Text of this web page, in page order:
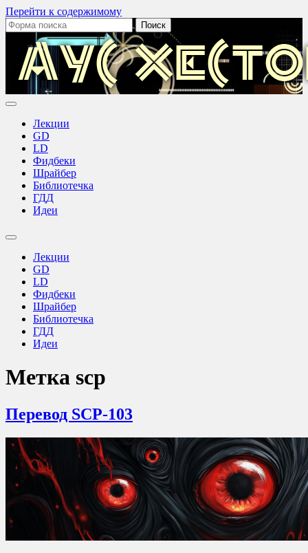
Перейти к содержимому
Поиск:
Аус
Лекции
GD
LD
Фидбеки
Шрайбер
Библиотечка
ГДД
Идеи
Переключить
поискаЛекции
GD
LD
Фидбеки
Шрайбер
Библиотечка
ГДД
Идеи
Метка scp
Перевод SCP-103